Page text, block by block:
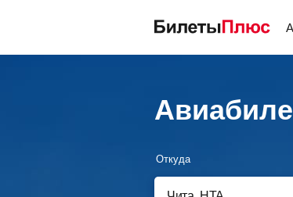
Откуда